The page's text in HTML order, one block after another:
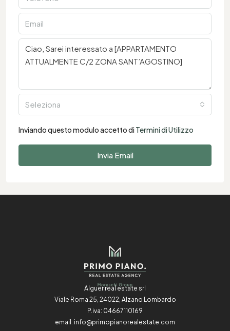
Seleziona
Inviando questo modulo accetto di Termini di Utilizzo
Invia Email
Alguer real estate srl
Viale Roma 25, 24022, Alzano Lombardo
P.iva: 04667110169
email: info@primopianorealestate.com